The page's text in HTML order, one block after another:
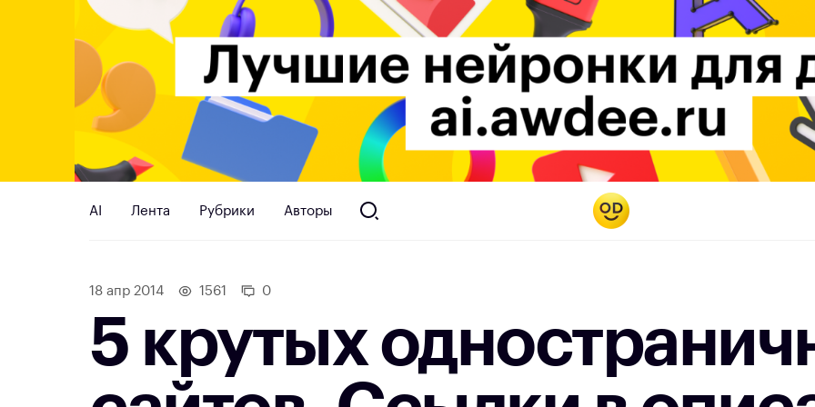
AI Лента Рубрики Авторы
18 апр 2014 1561 0
5 крутых